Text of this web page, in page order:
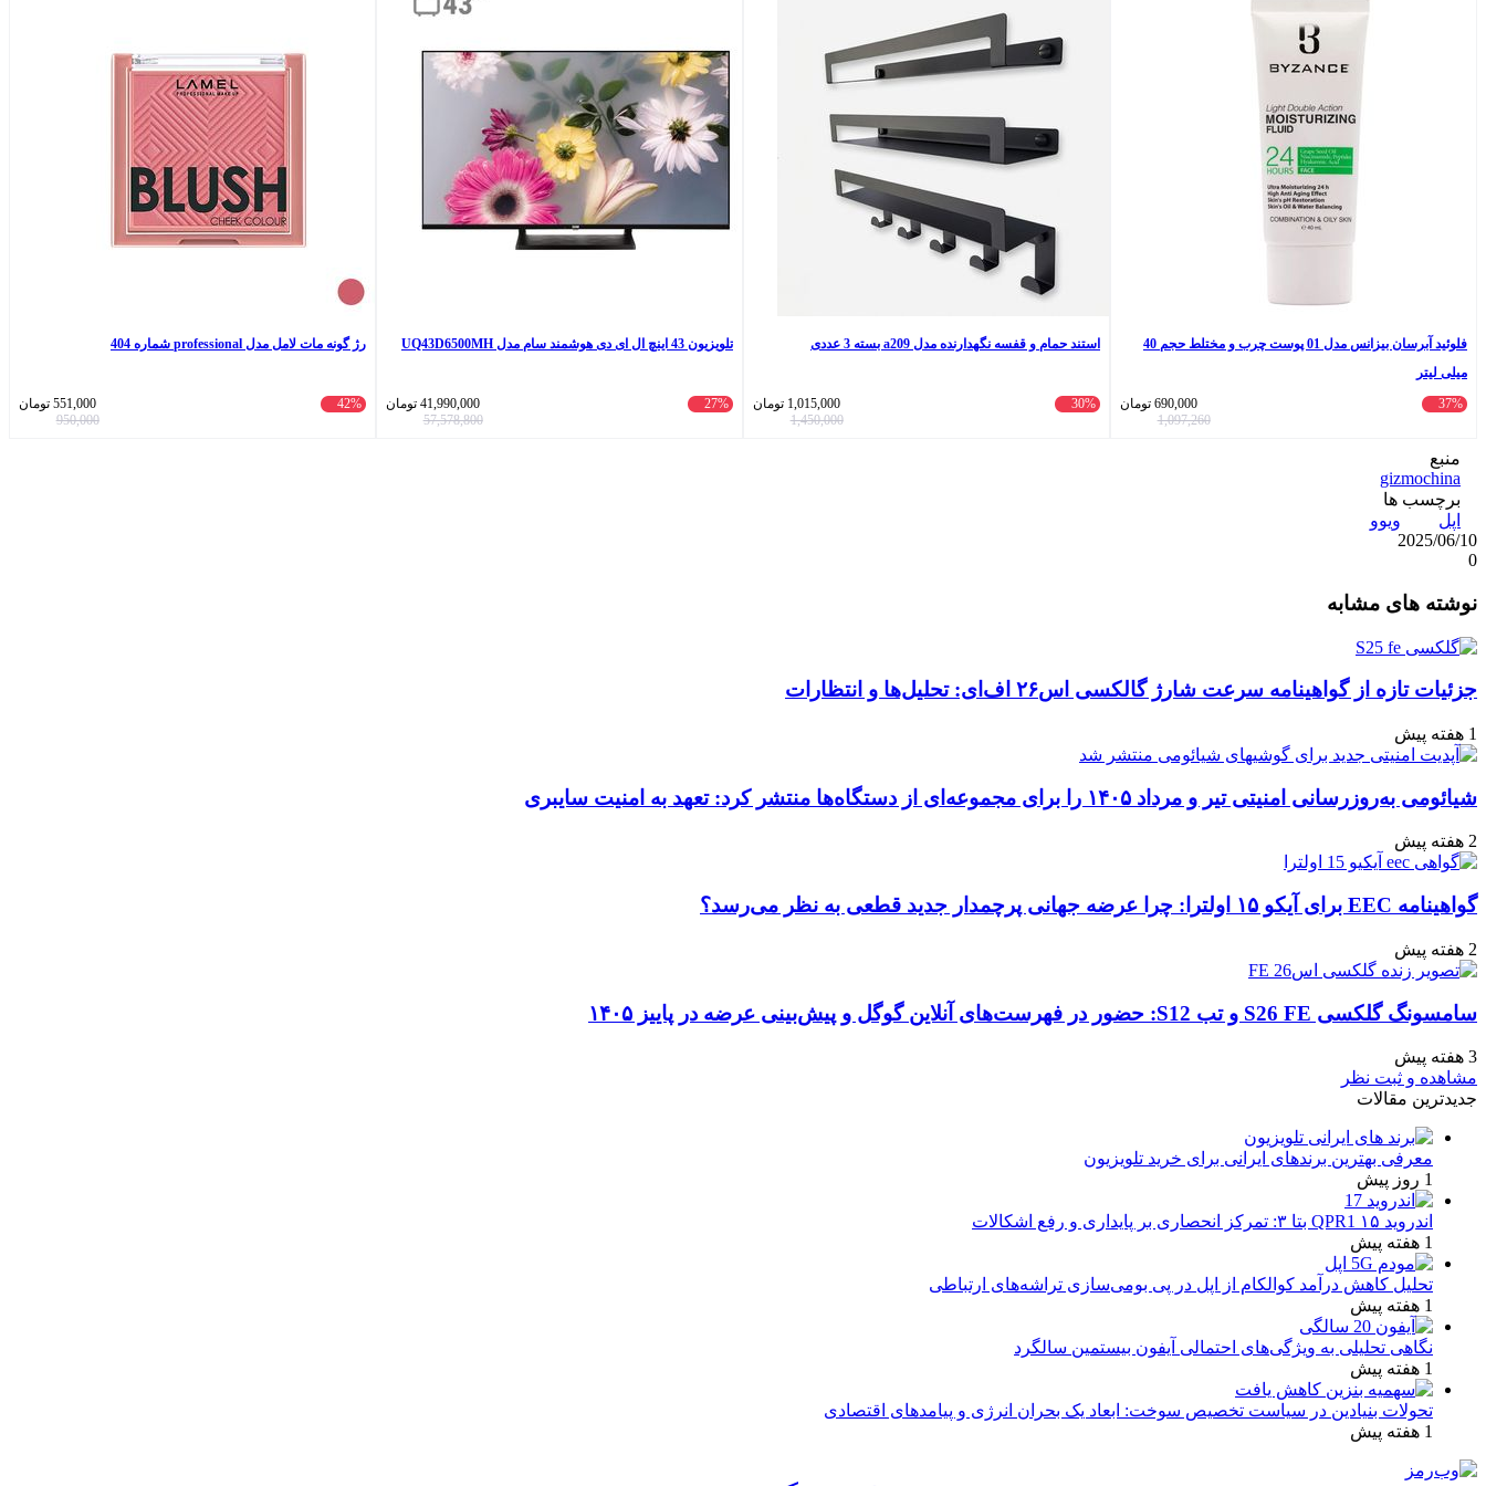
فلوئید آبرسان بیزانس مدل 01 پوست چرب و مختلط حجم 40
میلی لیتر
37%
690,000 تومان
1,097,260
استند حمام و قفسه نگهدارنده مدل a209 بسته 3 عددی
30%
1,015,000 تومان
1,450,000
تلویزیون 43 اینچ ال ای دی هوشمند سام مدل UQ43D6500MH
27%
41,990,000 تومان
57,578,800
رژ گونه مات لامل مدل professional شماره 404
42%
551,000 تومان
950,000
منبع
gizmochina
برچسب ها
اپل
ویوو
2025/06/10
0
آپ
گذاری
ایمیل
نوشته های مشابه
جزئیات تازه از گواهینامه سرعت شارژ گالکسی اس۲۶ اف‌ای: تحلیل‌ها و انتظارات
1 هفته پیش
شیائومی به‌روزرسانی امنیتی تیر و مرداد ۱۴۰۵ را برای مجموعه‌ای از دستگاه‌ها منتشر کرد: تعهد به امنیت سایبری
2 هفته پیش
گواهینامه EEC برای آیکو ۱۵ اولترا: چرا عرضه جهانی پرچمدار جدید قطعی به نظر می‌رسد؟
2 هفته پیش
سامسونگ گلکسی S26 FE و تب S12: حضور در فهرست‌های آنلاین گوگل و پیش‌بینی عرضه در پاییز ۱۴۰۵
3 هفته پیش
مشاهده و ثبت نظر
جدیدترین مقالات
معرفی بهترین برندهای ایرانی برای خرید تلویزیون
1 روز پیش
اندروید ۱۵ QPR1 بتا ۳: تمرکز انحصاری بر پایداری و رفع اشکالات
1 هفته پیش
تحلیل کاهش درآمد کوالکام از اپل در پی بومی‌سازی تراشه‌های ارتباطی
1 هفته پیش
نگاهی تحلیلی به ویژگی‌های احتمالی آیفون بیستمین سالگرد
1 هفته پیش
تحولات بنیادین در سیاست تخصیص سوخت: ابعاد یک بحران انرژی و پیامدهای اقتصادی
1 هفته پیش